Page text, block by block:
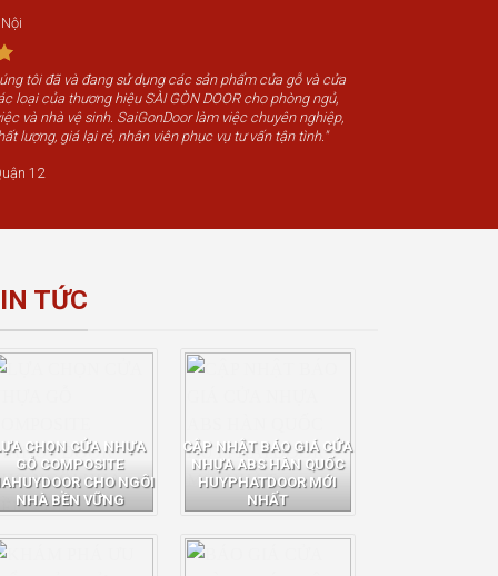
tôi đã và đang sử dụng các sản phẩm cửa gỗ và cửa
loại của thương hiệu SÀI GÒN DOOR cho phòng ngủ,
và nhà vệ sinh. SaiGonDoor làm việc chuyên nghiệp,
lượng, giá lại rẻ, nhân viên phục vụ tư vấn tận tình."
12
TỨC
CHỌN CỬA NHỰA
GỖ COMPOSITE
CHO NGÔI
NHÀ BỀN VỮNG
CẬP NHẬT BÁO GIÁ CỬA
NHỰA ABS HÀN QUỐC
HUYPHATDOOR MỚI
NHẤT